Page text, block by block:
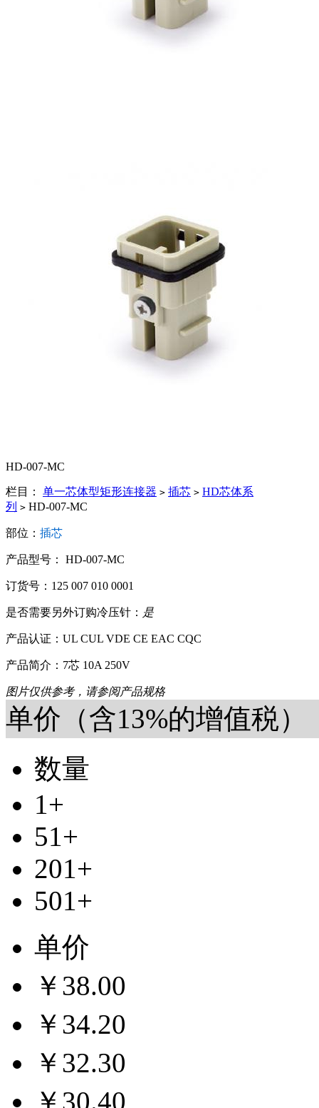
HD-007-MC
栏目： 单一芯体型矩形连接器 > 插芯 > HD芯体系
列 > HD-007-MC
部位： 插芯
产品型号： HD-007-MC
订货号：125 007 010 0001
是否需要另外订购冷压针： 是
产品认证：UL CUL VDE CE EAC CQC
产品简介：7芯 10A 250V
图片仅供参考，请参阅产品规格
单价（含13%的增值税）
数量
1+
51+
201+
501+
单价
￥38.00
￥34.20
￥32.30
￥30.40